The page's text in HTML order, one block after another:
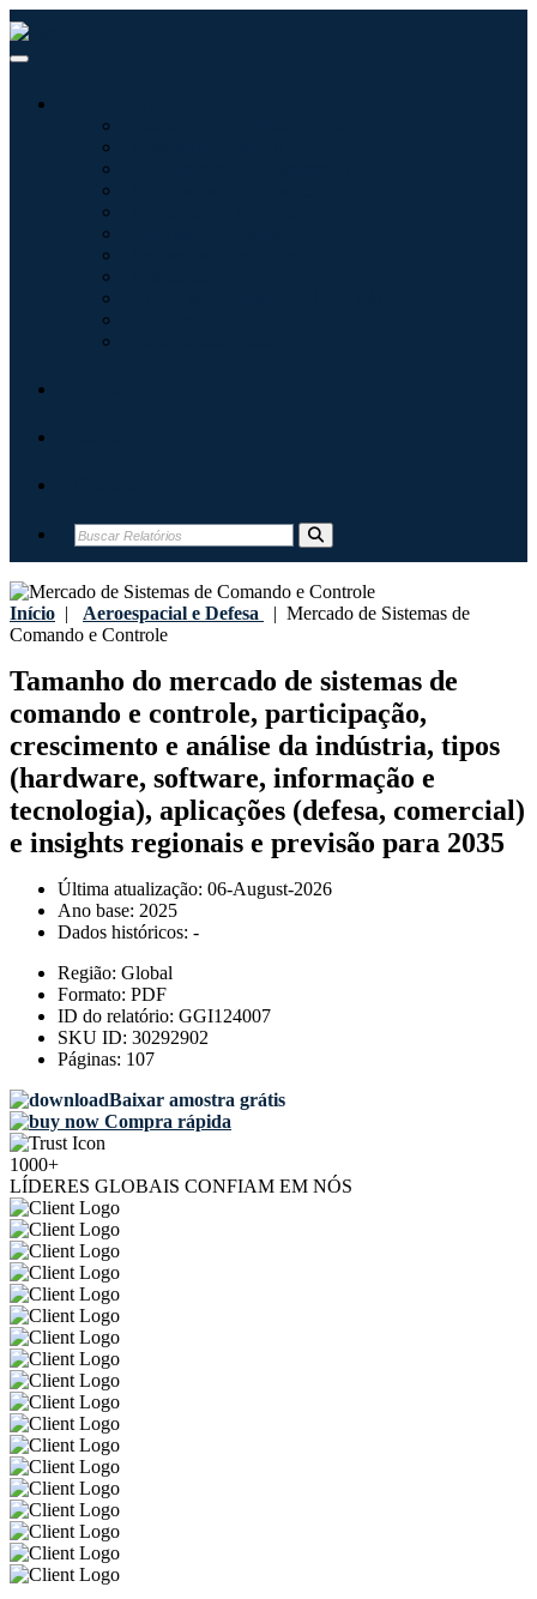
Início | Aeroespacial e Defesa | Mercado de Sistemas de
Comando e Controle
Tamanho do mercado de sistemas de
comando e controle, participação,
crescimento e análise da indústria, tipos
(hardware, software, informação e
tecnologia), aplicações (defesa, comercial)
e insights regionais e previsão para 2035
Última atualização: 06-August-2026
Ano base: 2025
Dados históricos: -
Região: Global
Formato: PDF
ID do relatório: GGI124007
SKU ID: 30292902
Páginas: 107
Baixar amostra grátis
Compra rápida
1000+
LÍDERES GLOBAIS CONFIAM EM NÓS